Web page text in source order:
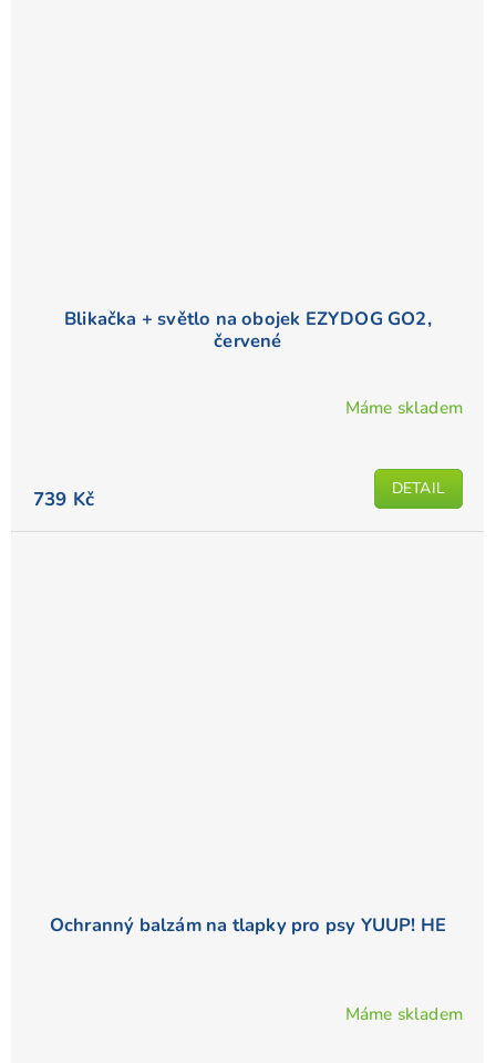
Blikačka + světlo na obojek EZYDOG GO2,
červené
Máme skladem
739 Kč DETAIL
Ochranný balzám na tlapky pro psy YUUP! HE
Máme skladem